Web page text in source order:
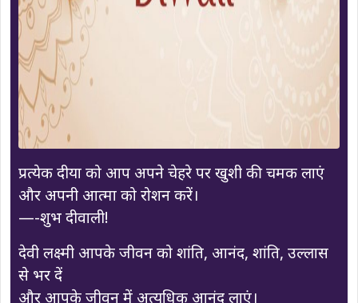
प्रत्येक दीया को आप अपने चेहरे पर खुशी की चमक लाएं
और अपनी आत्मा को रोशन करें।
—-शुभ दीवाली!
देवी लक्ष्मी आपके जीवन को शांति, आनंद, शांति, उल्लास
से भर दें
और आपके जीवन में अत्यधिक आनंद लाएं।